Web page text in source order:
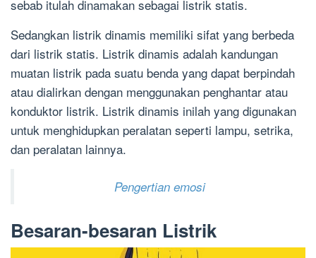
sebab itulah dinamakan sebagai listrik statis.
Sedangkan listrik dinamis memiliki sifat yang berbeda
dari listrik statis. Listrik dinamis adalah kandungan
muatan listrik pada suatu benda yang dapat berpindah
atau dialirkan dengan menggunakan penghantar atau
konduktor listrik. Listrik dinamis inilah yang digunakan
untuk menghidupkan peralatan seperti lampu, setrika,
dan peralatan lainnya.
Pengertian emosi
Besaran-besaran Listrik